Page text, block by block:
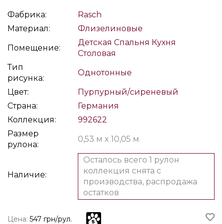
Фабрика:
Rasch
Материал:
Флизелиновые
Помещение:
Детская Спальня Кухня
Столовая
Тип
рисунка:
Однотонные
Цвет:
Пурпурный/сиреневый
Страна:
Германия
Коллекция:
992622
Размер
рулона:
0,53 м x 10,05 м
Наличие:
Осталось всего 1 рулон
коллекция снята с
производства, распродажа
остатков
Цена: 547 грн/рул.